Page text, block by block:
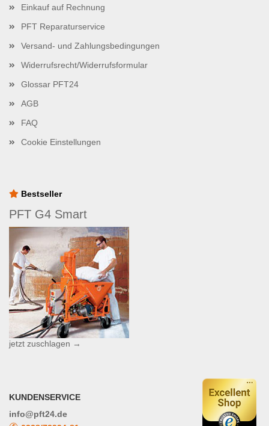
Einkauf auf Rechnung
PFT Reparaturservice
Versand- und Zahlungsbedingungen
Widerrufsrecht/Widerrufsformular
Glossar PFT24
AGB
FAQ
Cookie Einstellungen
Bestseller
PFT G4 Smart
jetzt zuschlagen →
KUNDENSERVICE
info@pft24.de